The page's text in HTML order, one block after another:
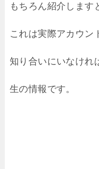
もちろん紹介します
これは実際アカウン
知り合いにいなけれ
生の情報です。